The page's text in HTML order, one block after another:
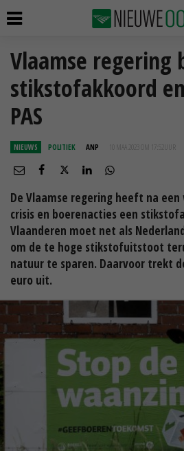
Vlaamse regering
stikstofakkoord
PAS
NIEUWS POLITIEK ANP 10 MAA 2023 OM 17:52
De Vlaamse regering heeft na
crisis en boerenacties een
Vlaanderen moet net als
om de te hoge stikstofuitstoot
natuur te sparen. Daarvoor trekt
euro uit.